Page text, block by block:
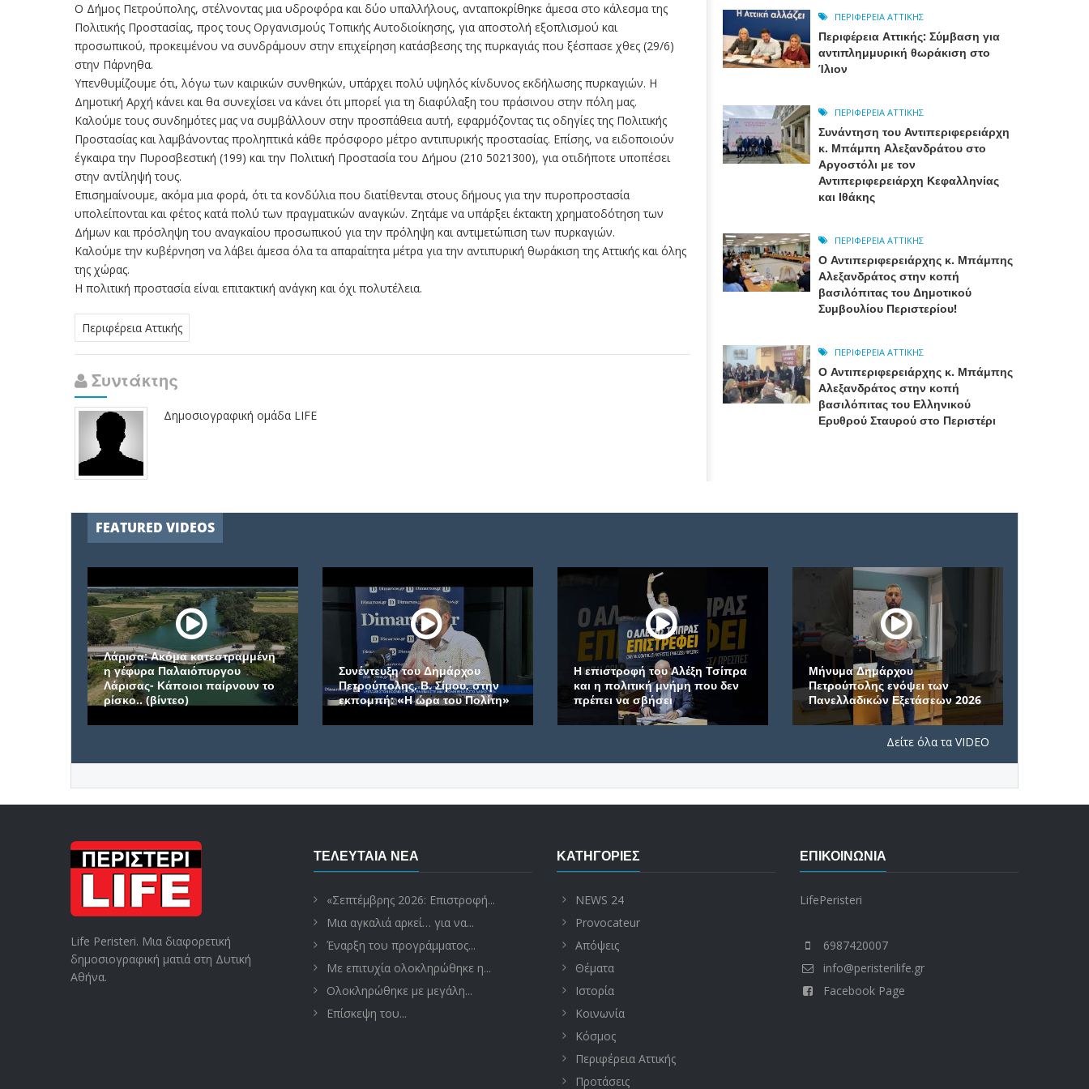
Ο Δήμος Πετρούπολης, στέλνοντας μια υδροφόρα και δύο υπαλλήλους, ανταποκρίθηκε άμεσα στο κάλεσμα της
Πολιτικής Προστασίας, προς τους Οργανισμούς Τοπικής Αυτοδιοίκησης, για αποστολή εξοπλισμού και
προσωπικού, προκειμένου να συνδράμουν στην επιχείρηση κατάσβεσης της πυρκαγιάς που ξέσπασε χθες (29/6)
στην Πάρνηθα.
Υπενθυμίζουμε ότι, λόγω των καιρικών συνθηκών, υπάρχει πολύ υψηλός κίνδυνος εκδήλωσης πυρκαγιών. Η
Δημοτική Αρχή κάνει και θα συνεχίσει να κάνει ότι μπορεί για τη διαφύλαξη του πράσινου στην πόλη μας.
Καλούμε τους συνδημότες μας να συμβάλλουν στην προσπάθεια αυτή, εφαρμόζοντας τις οδηγίες της Πολιτικής
Προστασίας και λαμβάνοντας προληπτικά κάθε πρόσφορο μέτρο αντιπυρικής προστασίας. Επίσης, να ειδοποιούν
έγκαιρα την Πυροσβεστική (199) και την Πολιτική Προστασία του Δήμου (210 5021300), για οτιδήποτε υποπέσει
στην αντίληψή τους.
Επισημαίνουμε, ακόμα μια φορά, ότι τα κονδύλια που διατίθενται στους δήμους για την πυροπροστασία
υπολείπονται και φέτος κατά πολύ των πραγματικών αναγκών. Ζητάμε να υπάρξει έκτακτη χρηματοδότηση των
Δήμων και πρόσληψη του αναγκαίου προσωπικού για την πρόληψη και αντιμετώπιση των πυρκαγιών.
Καλούμε την κυβέρνηση να λάβει άμεσα όλα τα απαραίτητα μέτρα για την αντιπυρική θωράκιση της Αττικής και όλης
της χώρας.
Η πολιτική προστασία είναι επιτακτική ανάγκη και όχι πολυτέλεια.
Περιφέρεια Αττικής
Συντάκτης
Δημοσιογραφική ομάδα LIFE
ΠΕΡΙΦΈΡΕΙΑ ΑΤΤΙΚΉΣ
Περιφέρεια Αττικής: Σύμβαση για
αντιπλημμυρική θωράκιση στο
Ίλιον
ΠΕΡΙΦΈΡΕΙΑ ΑΤΤΙΚΉΣ
Συνάντηση του Αντιπεριφερειάρχη
κ. Μπάμπη Αλεξανδράτου στο
Αργοστόλι με τον
Αντιπεριφερειάρχη Κεφαλληνίας
και Ιθάκης
ΠΕΡΙΦΈΡΕΙΑ ΑΤΤΙΚΉΣ
Ο Αντιπεριφερειάρχης κ. Μπάμπης
Αλεξανδράτος στην κοπή
βασιλόπιτας του Δημοτικού
Συμβουλίου Περιστερίου!
ΠΕΡΙΦΈΡΕΙΑ ΑΤΤΙΚΉΣ
Ο Αντιπεριφερειάρχης κ. Μπάμπης
Αλεξανδράτος στην κοπή
βασιλόπιτας του Ελληνικού
Ερυθρού Σταυρού στο Περιστέρι
FEATURED VIDEOS
Λάρισα: Ακόμα κατεστραμμένη
η γέφυρα Παλαιόπυργου
Λάρισας- Κάποιοι παίρνουν το
ρίσκο.. (βίντεο)
Συνέντευξη του Δημάρχου
Πετρούπολης, Β. Σίμου, στην
εκπομπή: «Η ώρα του Πολίτη»
Η επιστροφή του Αλέξη Τσίπρα
και η πολιτική μνήμη που δεν
πρέπει να σβήσει
Μήνυμα Δημάρχου
Πετρούπολης ενόψει των
Πανελλαδικών Εξετάσεων 2026
Δείτε όλα τα VIDEO
Life Peristeri. Μια διαφορετική
δημοσιογραφική ματιά στη Δυτική
Αθήνα.
ΤΕΛΕΥΤΑΊΑ ΝΈΑ
«Σεπτέμβρης 2026: Επιστροφή...
Μια αγκαλιά αρκεί… για να...
Έναρξη του προγράμματος...
Με επιτυχία ολοκληρώθηκε η...
Ολοκληρώθηκε με μεγάλη...
Επίσκεψη του...
ΚΑΤΗΓΟΡΊΕΣ
NEWS 24
Provocateur
Απόψεις
Θέματα
Ιστορία
Κοινωνία
Κόσμος
Περιφέρεια Αττικής
Προτάσεις
ΕΠΙΚΟΙΝΩΝΊΑ
LifePeristeri
6987420007
info@peristerilife.gr
Facebook Page